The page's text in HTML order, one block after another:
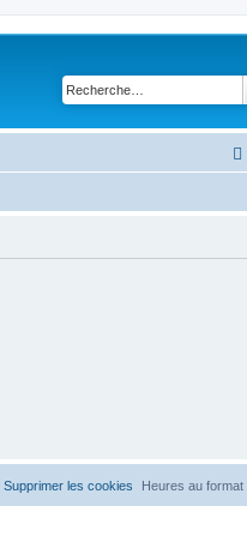
Heures au format
Supprimer les cookies